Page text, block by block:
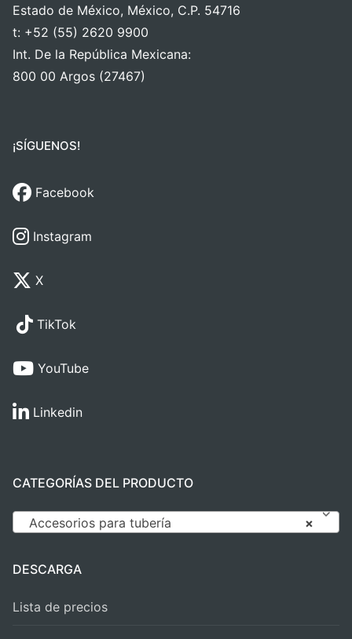
Estado de México, México, C.P. 54716
t: +52 (55) 2620 9900
Int. De la República Mexicana:
800 00 Argos (27467)
¡SÍGUENOS!
Facebook
Instagram
X
TikTok
YouTube
Linkedin
CATEGORÍAS DEL PRODUCTO
×
Accesorios para tubería
DESCARGA
Lista de precios